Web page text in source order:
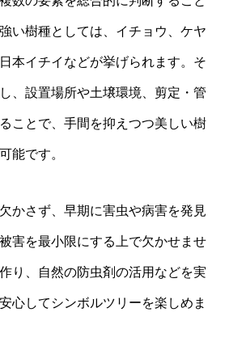
い樹種としては、イチョウ、ケヤ
本イチイなどが挙げられます。そ
、設置場所や土壌環境、剪定・管
ことで、手間を抑えつつ美しい樹
能です。
かさず、早期に害虫や病害を発見
害を最小限にする上で欠かせませ
り、自然の防虫剤の活用などを実
心してシンボルツリーを楽しめま